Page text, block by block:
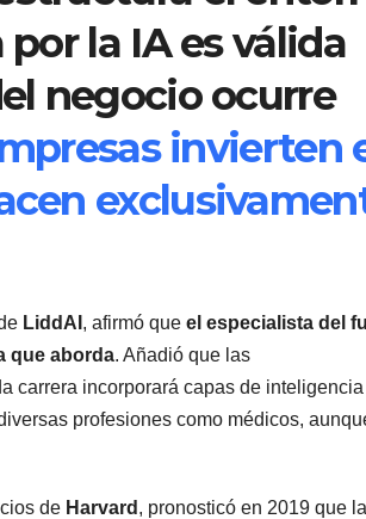
la IA es válida
negocio ocurre
invierten
LiddAI , afirmó que el especialista del
que aborda. Añadió que las
carrera incorporará capas de inteligencia
profesiones como médicos,
de Harvard , pronosticó en 2019 que